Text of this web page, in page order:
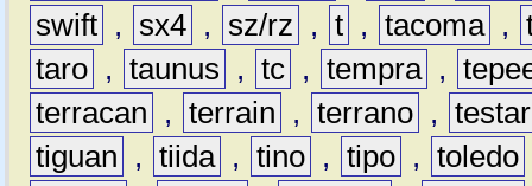
swift , sx4 , sz/rz , t , tacoma ,
taro , taunus , tc , tempra ,
terracan
, terrain , terrano ,
tiguan
, tiida , tino , tipo , toledo